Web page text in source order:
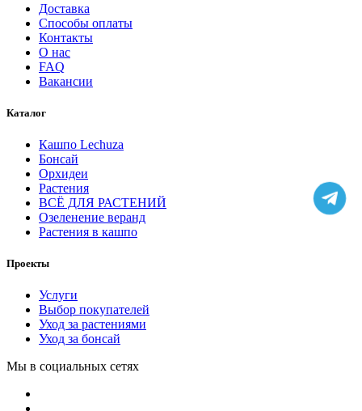
Доставка
Способы оплаты
Контакты
О нас
FAQ
Вакансии
Каталог
Кашпо Lechuza
Бонсай
Орхидеи
Растения
ВСЁ ДЛЯ РАСТЕНИЙ
Озеленение веранд
Растения в кашпо
Проекты
Услуги
Выбор покупателей
Уход за растениями
Уход за бонсай
Мы в социальных сетях